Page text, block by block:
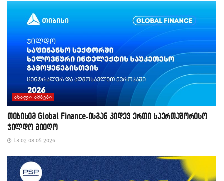
ᲐᲮᲐᲚᲘ ᲐᲛᲑᲔᲑᲘ
თიბისიმ Global Finance-ისგან კიდევ ერთი საერთაშორისო
ჯილდო მიიღო
13:02 08-05-2026